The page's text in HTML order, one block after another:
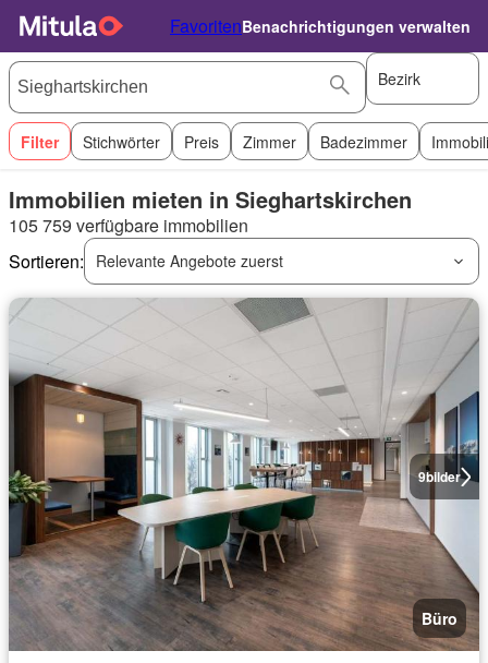
FavoritenBenachrichtigungen verwalten
Bezirk
Filter Stichwörter Preis Zimmer Badezimmer
Immobilien mieten in Sieghartskirchen
105 759 verfügbare immobilien
Sortieren:
Relevante Angebote zuerst
9bilder
Büro